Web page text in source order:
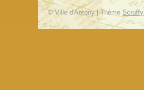
© Ville d'Antony | Thème Scruffy